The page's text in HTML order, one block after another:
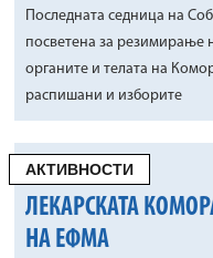
Последната седница на
посветена за резимирање
органите и телата на
распишани и изборите
АКТИВНОСТИ
ЛЕКАРСКАТА
НА ЕФМА